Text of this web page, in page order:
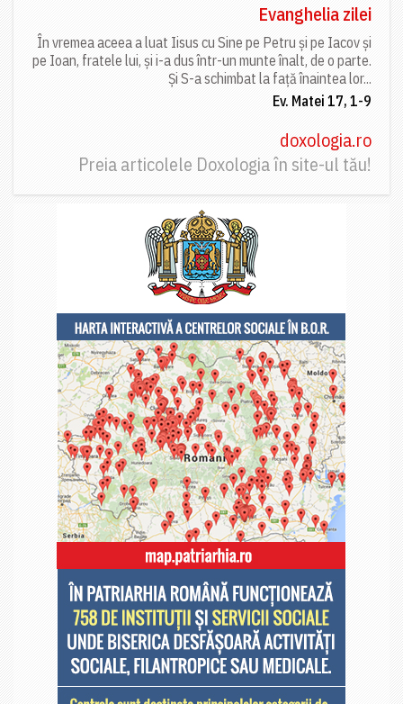
Evanghelia zilei
În vremea aceea a luat Iisus cu Sine pe Petru și pe Iacov și
pe Ioan, fratele lui, și i-a dus într-un munte înalt, de o parte.
Și S-a schimbat la față înaintea lor...
Ev. Matei 17, 1-9
doxologia.ro
Preia articolele Doxologia în site-ul tău!